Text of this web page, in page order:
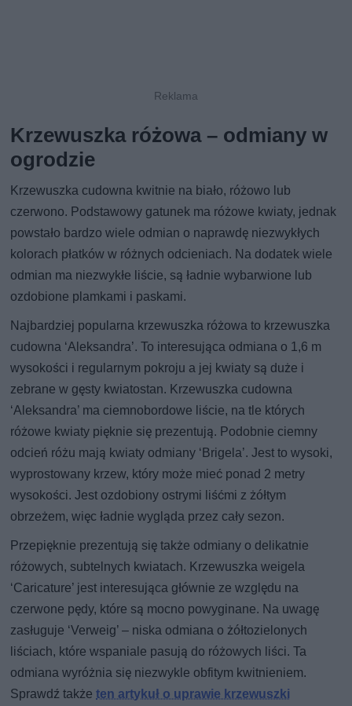
Krzewuszka różowa – odmiany w
ogrodzie
Krzewuszka cudowna kwitnie na biało, różowo lub
czerwono. Podstawowy gatunek ma różowe kwiaty, jednak
powstało bardzo wiele odmian o naprawdę niezwykłych
kolorach płatków w różnych odcieniach. Na dodatek wiele
odmian ma niezwykłe liście, są ładnie wybarwione lub
ozdobione plamkami i paskami.
Najbardziej popularna krzewuszka różowa to krzewuszka
cudowna ‘Aleksandra’. To interesująca odmiana o 1,6 m
wysokości i regularnym pokroju a jej kwiaty są duże i
zebrane w gęsty kwiatostan. Krzewuszka cudowna
‘Aleksandra’ ma ciemnobordowe liście, na tle których
różowe kwiaty pięknie się prezentują. Podobnie ciemny
odcień różu mają kwiaty odmiany ‘Brigela’. Jest to wysoki,
wyprostowany krzew, który może mieć ponad 2 metry
wysokości. Jest ozdobiony ostrymi liśćmi z żółtym
obrzeżem, więc ładnie wygląda przez cały sezon.
Przepięknie prezentują się także odmiany o delikatnie
różowych, subtelnych kwiatach. Krzewuszka weigela
‘Caricature’ jest interesująca głównie ze względu na
czerwone pędy, które są mocno powyginane. Na uwagę
zasługuje ‘Verweig’ – niska odmiana o żółtozielonych
liściach, które wspaniale pasują do różowych liści. Ta
odmiana wyróżnia się niezwykle obfitym kwitnieniem.
Sprawdź takżeten artykuł o uprawie krzewuszki